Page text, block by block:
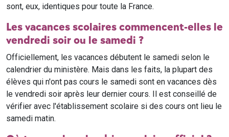
sont, eux, identiques pour toute la France.
Les vacances scolaires commencent-elles le
vendredi soir ou le samedi ?
Officiellement, les vacances débutent le samedi selon le
calendrier du ministère. Mais dans les faits, la plupart des
élèves qui n'ont pas cours le samedi sont en vacances dès
le vendredi soir après leur dernier cours. Il est conseillé de
vérifier avec l'établissement scolaire si des cours ont lieu le
samedi matin.